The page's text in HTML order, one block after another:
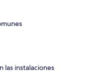
las instalaciones